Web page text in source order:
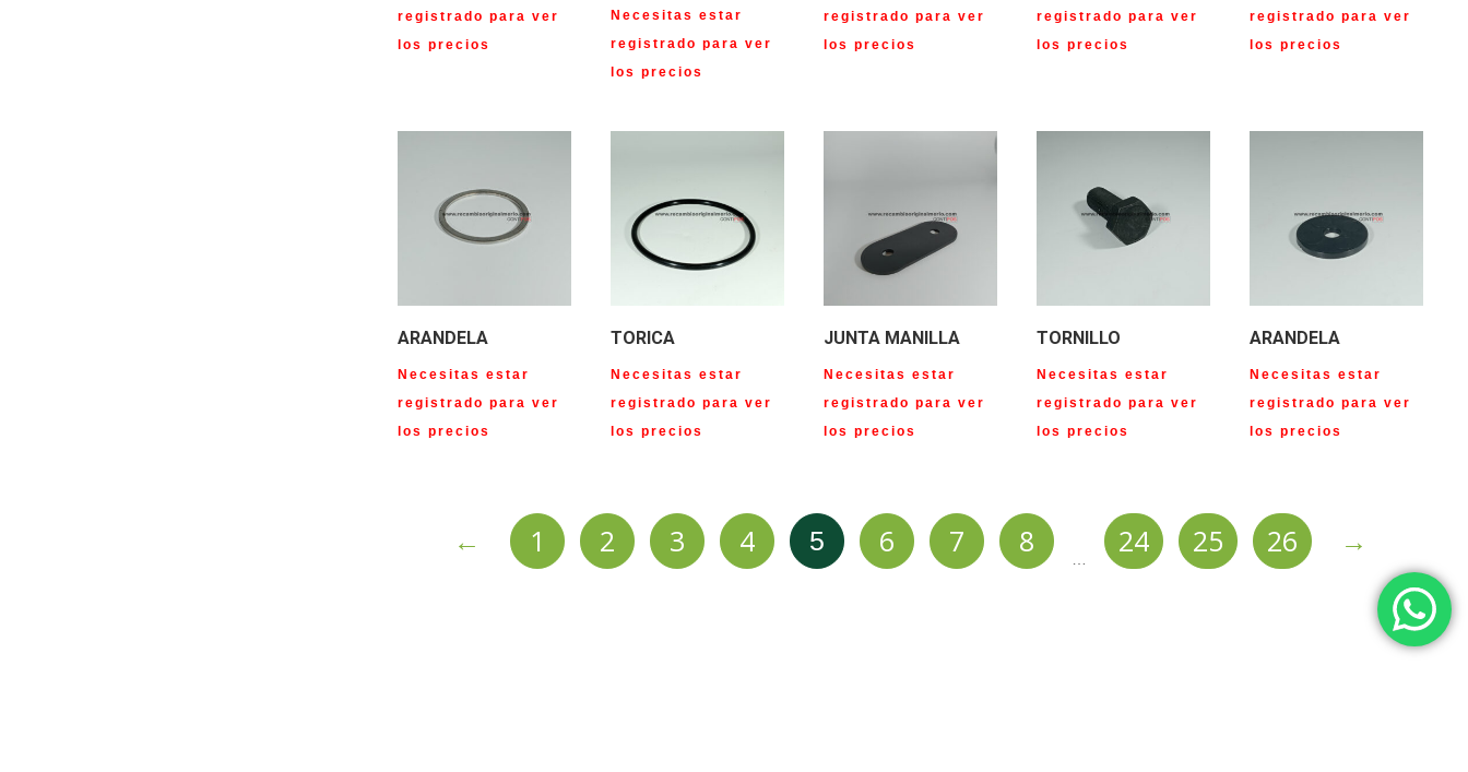
registrado para ver
los precios
Necesitas estar
registrado para ver
los precios
registrado para ver
los precios
registrado para ver
los precios
registrado para ver
los precios
ARANDELA
Necesitas estar
registrado para ver
los precios
TORICA
Necesitas estar
registrado para ver
los precios
JUNTA MANILLA
Necesitas estar
registrado para ver
los precios
TORNILLO
Necesitas estar
registrado para ver
los precios
ARANDELA
Necesitas estar
registrado para ver
los precios
← 1 2 3 4 5 6 7 8 24 25 26 →